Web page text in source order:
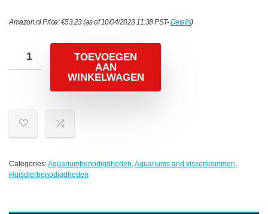
Amazon.nl Price:€53.23(as of 10/04/2023 11:38 PST-Details)
TOEVOEGEN
AAN
WINKELWAGEN
Categories:Aquariumbenodigdheden,Aquariums and vissenkommen,
Huisdierbenodigdheden